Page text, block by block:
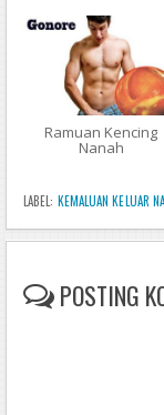
Ramuan Kencing
Nanah
LABEL: KEMALUAN KELUAR
POSTING